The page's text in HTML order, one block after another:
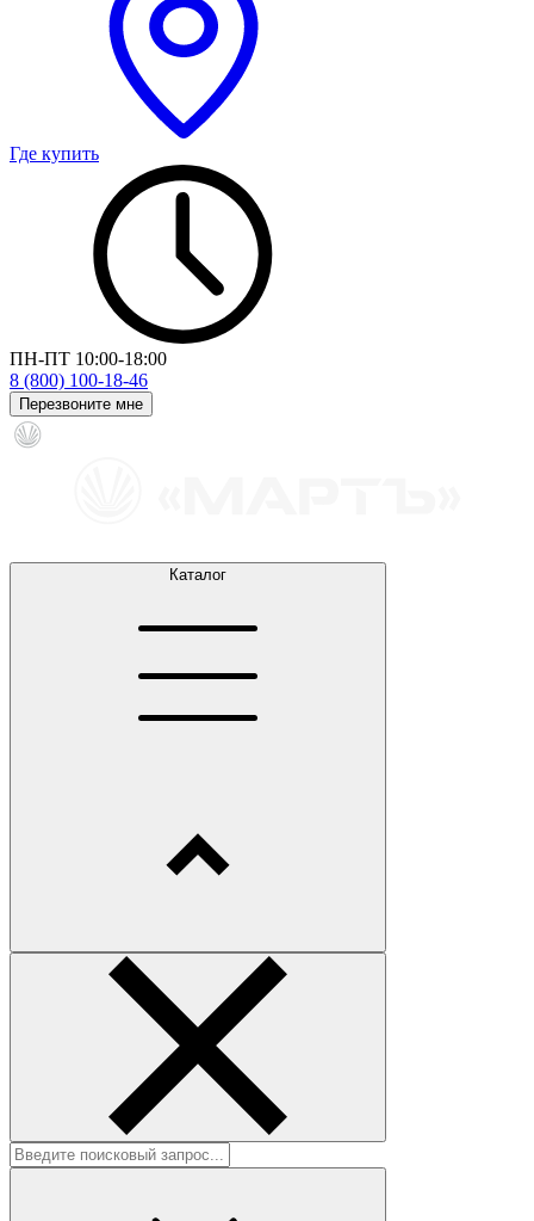
Где купить
ПН-ПТ 10:00-18:00
8 (800) 100-18-46
Перезвоните мне
Каталог